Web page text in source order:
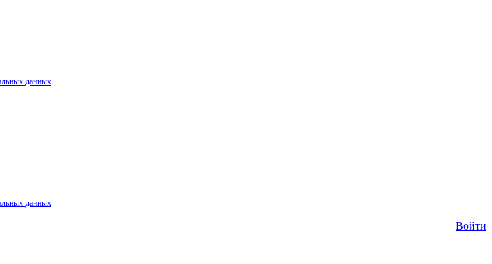
данных
данных
Войти